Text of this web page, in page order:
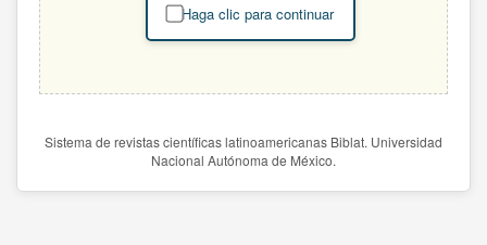
Haga clic para continuar
Sistema de revistas científicas latinoamericanas Biblat. Universidad
Nacional Autónoma de México.